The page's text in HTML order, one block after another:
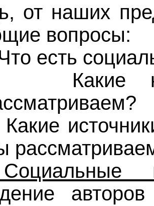
от наших
вопросы:
есть
Какие
Какие